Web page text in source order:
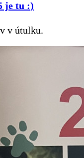
je tu :)
v útulku.